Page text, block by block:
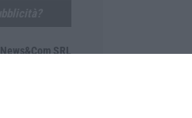
News&Com SRL